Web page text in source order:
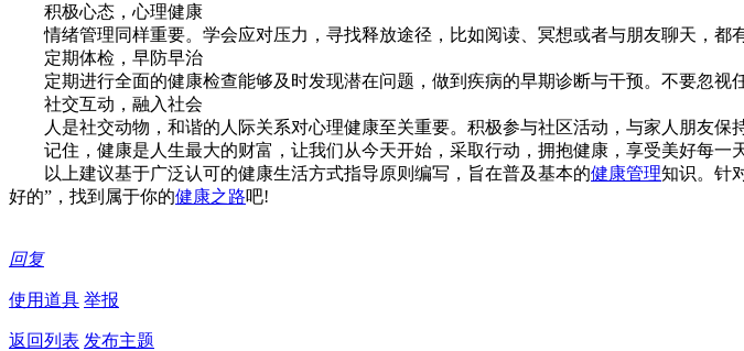
积极心态，心理健康
情绪管理同样重要。学会应对压力，寻找释放途径，比如阅读、冥想或者与朋友聊天，都
定期体检，早防早治
定期进行全面的健康检查能够及时发现潜在问题，做到疾病的早期诊断与干预。不要忽视
社交互动，融入社会
人是社交动物，和谐的人际关系对心理健康至关重要。积极参与社区活动，与家人朋友保
记住，健康是人生最大的财富，让我们从今天开始，采取行动，拥抱健康，享受美好每一
以上建议基于广泛认可的健康生活方式指导原则编写，旨在普及基本的健康管理知识。针
好的”，找到属于你的健康之路吧!
回复
使用道具 举报
返回列表 发布主题